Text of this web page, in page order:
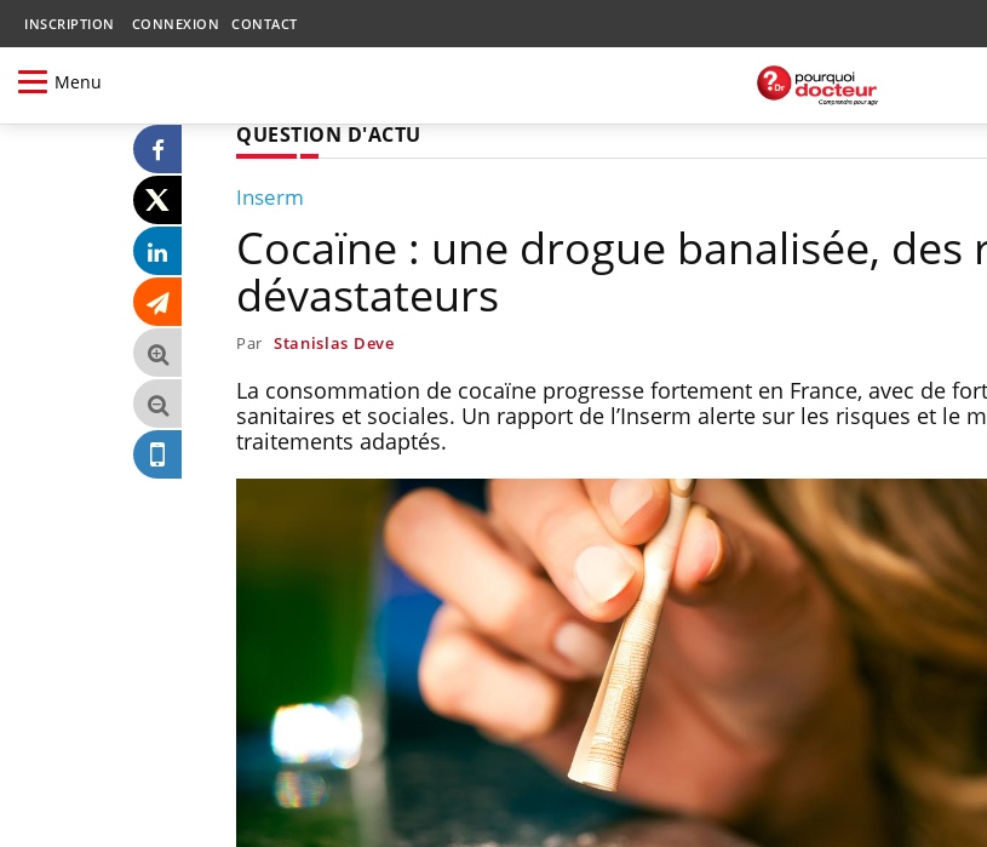
INSCRIPTION CONNEXION CONTACT
Menu
QUESTION D'ACTU
Inserm
Cocaïne : une drogue banalisée, des
dévastateurs
Par Stanislas Deve
La consommation de cocaïne progresse fortement en France, avec de
sanitaires et sociales. Un rapport de l’Inserm alerte sur les risques et le
traitements adaptés.